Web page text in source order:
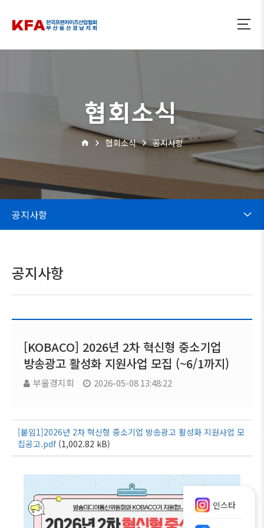
협회소식
협회소식 공지사항
공지사항
공지사항
[KOBACO] 2026년 2차 혁신형 중소기업
방송광고 활성화 지원사업 모집 (~6/1까지)
부울경지회 2026-05-08 13:48:22
[붙임1]2026년 2차 혁신형 중소기업 방송광고 활성화 지원사업 모
집공고.pdf(1,002.82 kB)
인스타